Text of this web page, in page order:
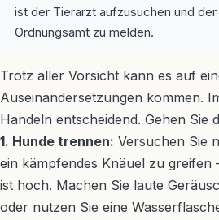
ist der Tierarzt aufzusuchen und
Ordnungsamt zu melden.
Trotz aller Vorsicht kann es auf
Auseinandersetzungen kommen.
Handeln entscheidend. Gehen Sie
1. Hunde trennen: Versuchen Sie
ein kämpfendes Knäuel zu greifen
ist hoch. Machen Sie laute
oder nutzen Sie eine